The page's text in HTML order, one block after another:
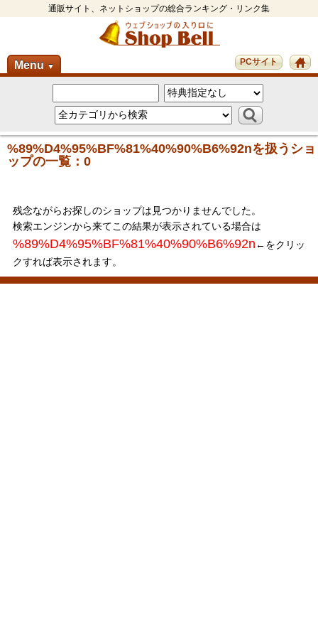
通販サイト、ネットショップの総合ランキング・リンク集
Menu ▼ PCサイト
%89%D4%95%BF%81%40%90%B6%92nを扱うショ
ップの一覧：0
残念ながらお探しのショップは見つかりませんでした。
検索エンジンから来てこの結果が表示されている場合は
%89%D4%95%BF%81%40%90%B6%92n ←をクリッ
クすれば表示されます。